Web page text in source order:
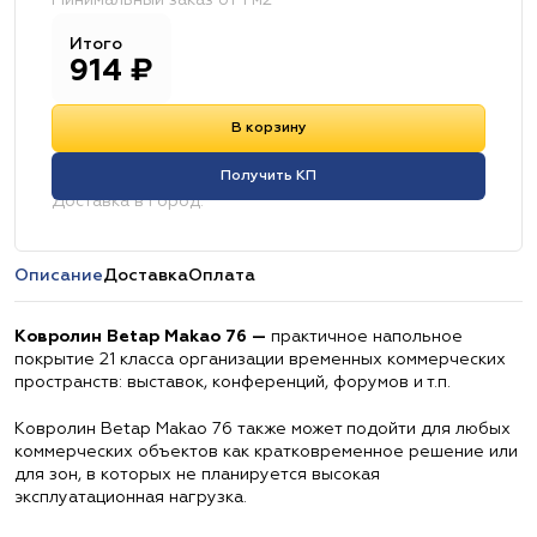
Итого
914 ₽
В корзину
Получить КП
Доставка в город:
ОписаниеДоставкаОплата
Ковролин Betap Makao 76 — практичное напольное
покрытие 21 класса организации временных коммерческих
пространств: выставок, конференций, форумов и т.п.
Ковролин Betap Makao 76 также может подойти для любых
коммерческих объектов как кратковременное решение или
для зон, в которых не планируется высокая
эксплуатационная нагрузка.